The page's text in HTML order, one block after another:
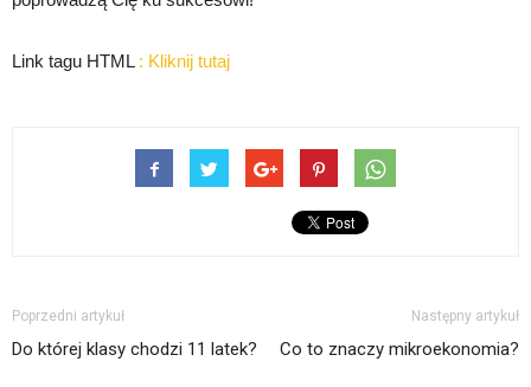
Link tagu HTML : Kliknij tutaj
Poprzedni artykuł
Do której klasy chodzi 11 latek?
Następny artykuł
Co to znaczy mikroekonomia?